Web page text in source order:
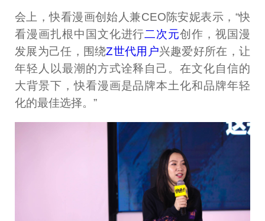
会上，快看漫画创始人兼CEO陈安妮表示，“快
看漫画扎根中国文化进行二次元创作，视国漫
发展为己任，围绕Z世代用户兴趣爱好所在，让
年轻人以最潮的方式诠释自己。在文化自信的
大背景下，快看漫画是品牌本土化和品牌年轻
化的最佳选择。”